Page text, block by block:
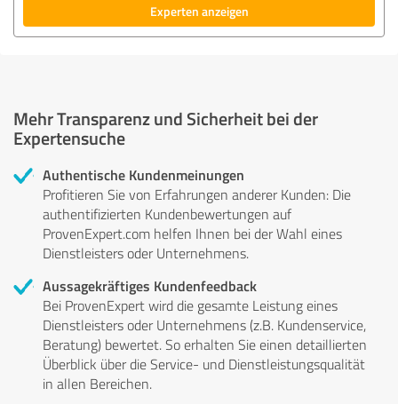
Experten anzeigen
Mehr Transparenz und Sicherheit bei der
Expertensuche
Authentische Kundenmeinungen
Profitieren Sie von Erfahrungen anderer Kunden: Die
authentifizierten Kundenbewertungen auf
ProvenExpert.com helfen Ihnen bei der Wahl eines
Dienstleisters oder Unternehmens.
Aussagekräftiges Kundenfeedback
Bei ProvenExpert wird die gesamte Leistung eines
Dienstleisters oder Unternehmens (z.B. Kundenservice,
Beratung) bewertet. So erhalten Sie einen detaillierten
Überblick über die Service- und Dienstleistungsqualität
in allen Bereichen.